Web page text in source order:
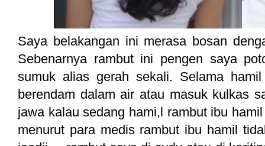
Saya belakangan ini merasa bosan
Sebenarnya rambut ini pengen saya
sumuk alias gerah sekali. Selama
berendam dalam air atau masuk kulkas
jawa kalau sedang hami,l rambut ibu
menurut para medis rambut ibu hamil